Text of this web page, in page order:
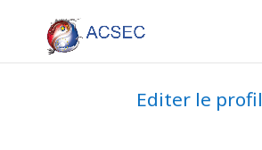
Editer le profil